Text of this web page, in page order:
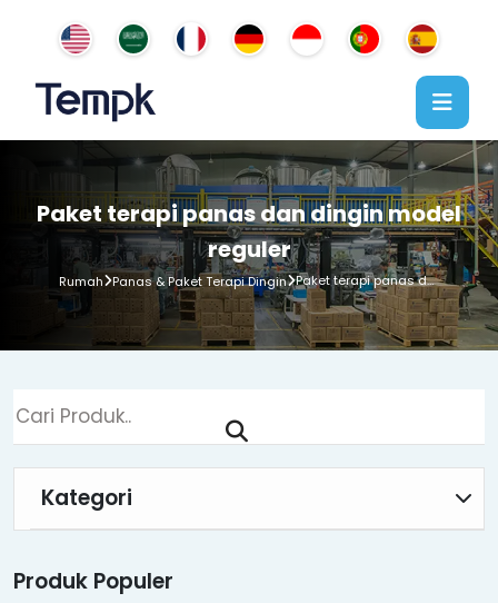
Paket terapi panas dan dingin model
reguler
Rumah Panas & Paket Terapi Dingin Paket terapi panas dan dingin model reguler
Kategori
Produk Populer